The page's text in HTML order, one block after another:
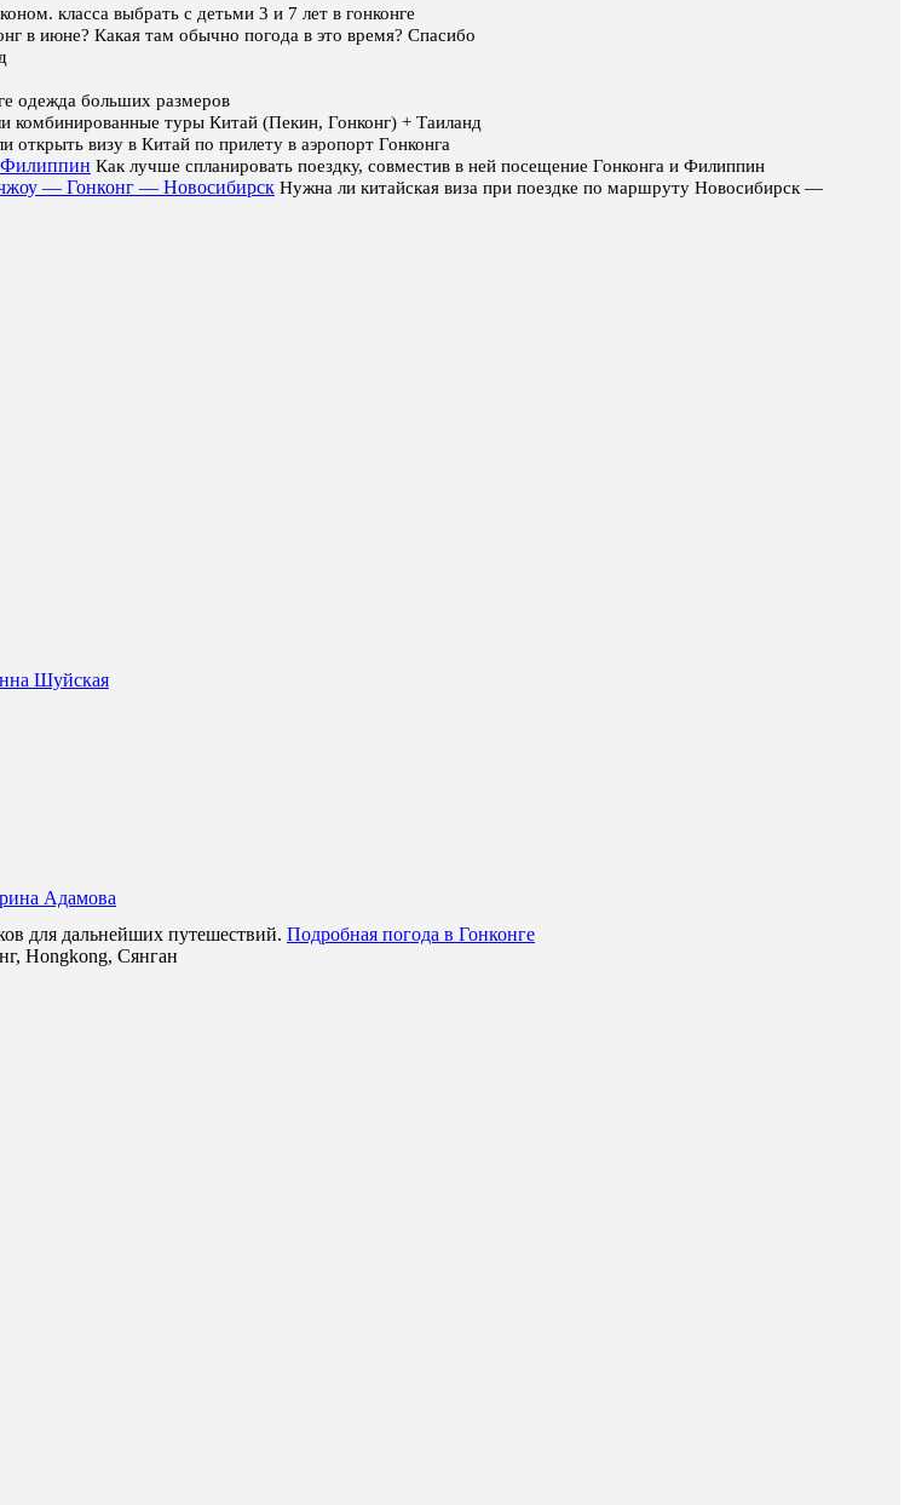
класса выбрать с детьми 3 и 7 лет в гонконге
в июне? Какая там обычно погода в это время? Спасибо
одежда больших размеров
комбинированные туры Китай (Пекин, Гонконг) + Таиланд
открыть визу в Китай по прилету в аэропорт Гонконга
Филиппин Как лучше спланировать поездку, совместив в ней посещение Гонконга и Филиппин
— Гонконг — Новосибирск Нужна ли китайская виза при поездке по маршруту Новосибирск —
Шуйская
Адамова
для дальнейших путешествий. Подробная погода в Гонконге
Hongkong, Сянган